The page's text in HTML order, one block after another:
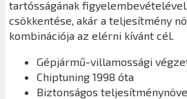
tartósságának
csökkentése, akár a teljesítmény
kombinációja az elérni kívánt cél.
Gépjármű-villamossági
Chiptuning 1998 óta
Biztonságos